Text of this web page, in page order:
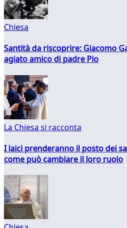
Chiesa
Santità da riscoprire: Giacomo
agiato amico di padre Pio
La Chiesa si racconta
I laici prenderanno il posto dei
come può cambiare il loro ruolo